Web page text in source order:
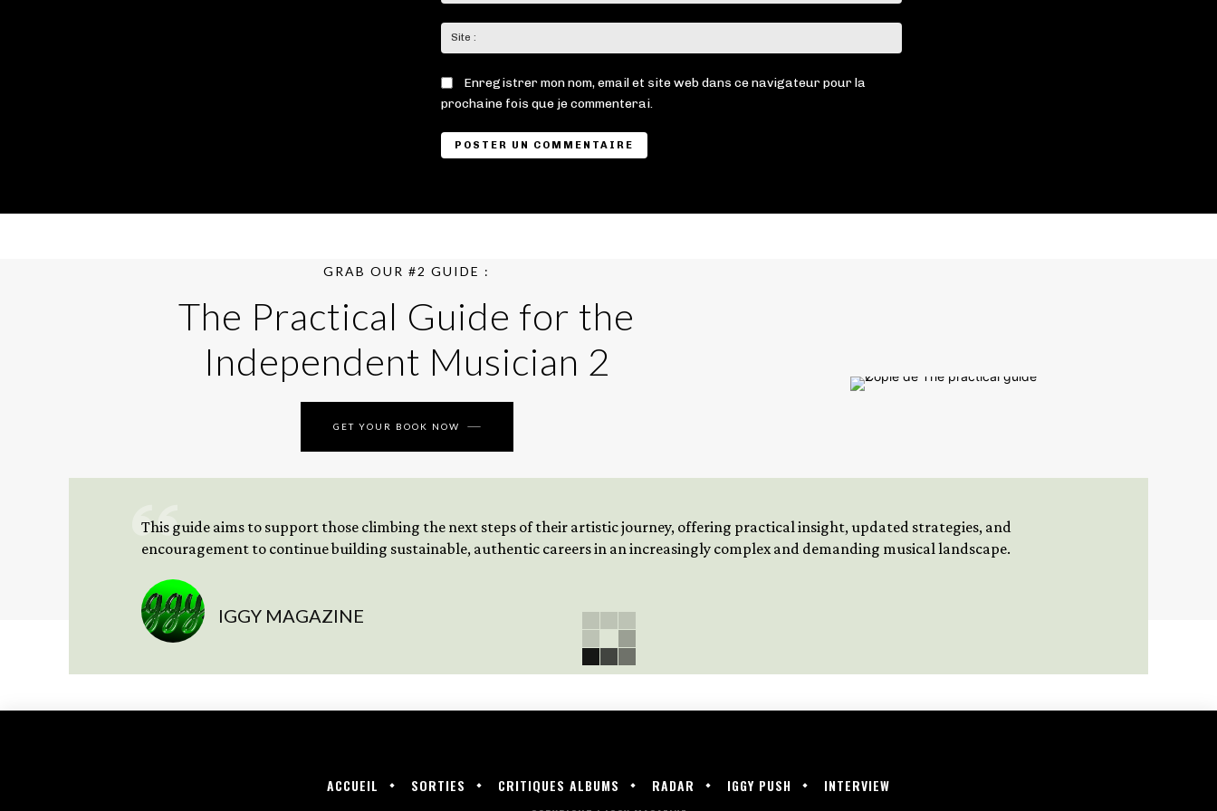
:
Enregistrer mon nom, email et site web dans ce navigateur pour la
prochaine fois que je commenterai.
GRAB OUR #2 GUIDE :
The Practical Guide for the
Independent Musician 2
GET YOUR BOOK NOW
This guide aims to support those climbing the next steps of their artistic journey, offering practical insight, updated strategies, and
encouragement to continue building sustainable, authentic careers in an increasingly complex and demanding musical landscape.
IGGY MAGAZINE
ACCUEIL SORTIES CRITIQUES ALBUMS RADAR IGGY PUSH INTERVIEW